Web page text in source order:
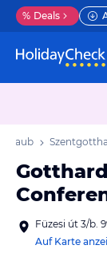
% Deals
Füzesi út 3/b.
Auf Karte